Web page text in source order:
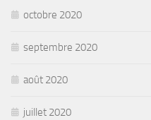
octobre 2020
septembre 2020
août 2020
juillet 2020